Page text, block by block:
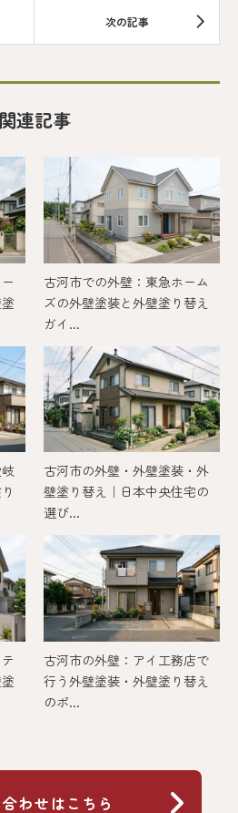
関連記事
古河市での外壁：東急ホーム
ズの外壁塗装と外壁塗り替え
ガイ...
古河市の外壁・外壁塗装・外
壁塗り替え｜日本中央住宅の
選び...
古河市の外壁：アイ工務店で
行う外壁塗装・外壁塗り替え
のポ...
わせはこちら